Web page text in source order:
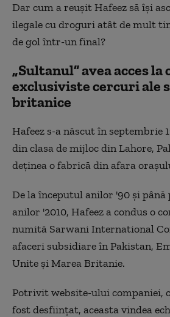
Dar cum a reușit Hafeez să își
ilegale cu droguri atât de mult
de gol într-un final?
„Sultanul” avea acces la
exclusiviste cercuri ale
britanice
Hafeez s-a născut în septembrie
din clasa de mijloc din Lahore,
deținea o fabrică din afara
De la începutul anilor '90 și până
anilor '2010, Hafeez a condus o
numită Sarwani International
afaceri subsidiare în Pakistan,
Unite și Marea Britanie.
Potrivit website-ului companiei,
fost desființat, aceasta vindea